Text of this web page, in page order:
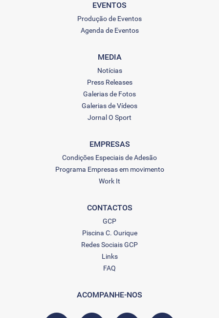
EVENTOS
Produção de Eventos
Agenda de Eventos
MEDIA
Notícias
Press Releases
Galerias de Fotos
Galerias de Vídeos
Jornal O Sport
EMPRESAS
Condições Especiais de Adesão
Programa Empresas em movimento
Work It
CONTACTOS
GCP
Piscina C. Ourique
Redes Sociais GCP
Links
FAQ
ACOMPANHE-NOS